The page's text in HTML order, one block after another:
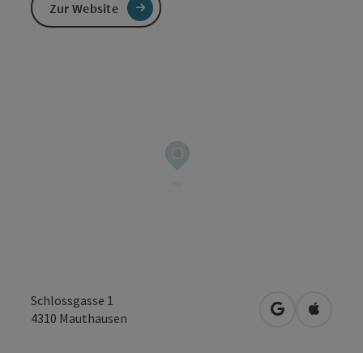
Schlossgasse 1
4310 Mauthausen in Google
in
Zur Website